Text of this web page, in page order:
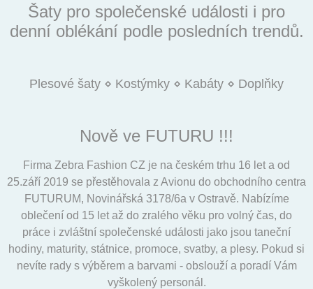
Šaty pro společenské události i pro
denní oblékání podle posledních trendů.
Nově ve FUTURU !!!
Firma Zebra Fashion CZ je na českém trhu 16 let a od
25.září 2019 se přestěhovala z Avionu do obchodního centra
FUTURUM, Novinářská 3178/6a v Ostravě. Nabízíme
oblečení od 15 let až do zralého věku pro volný čas, do
práce i zvláštní společenské události jako jsou taneční
hodiny, maturity, státnice, promoce, svatby, a plesy. Pokud si
nevíte rady s výběrem a barvami - obslouží a poradí Vám
vyškolený personál.